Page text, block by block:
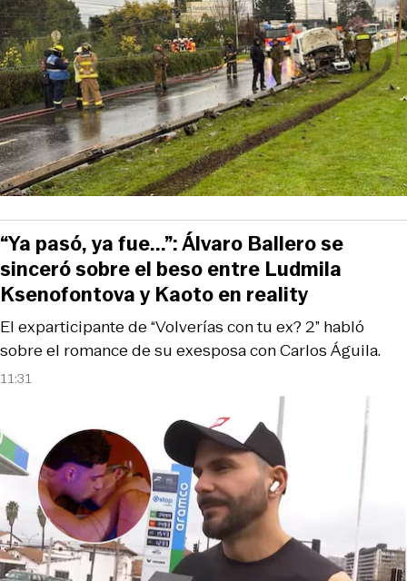
11:31
El exparticipante de “Volverías con tu ex? 2” habló
sobre el romance de su exesposa con Carlos Águila.
“Ya pasó, ya fue...”: Álvaro Ballero se
sinceró sobre el beso entre Ludmila
Ksenofontova y Kaoto en reality